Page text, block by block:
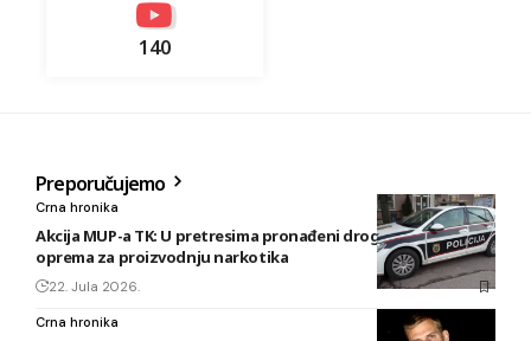
140
Preporučujemo
Crna hronika
Akcija MUP-a TK: U pretresima pronađeni droga, oružje i
oprema za proizvodnju narkotika
22. Jula 2026.
Crna hronika